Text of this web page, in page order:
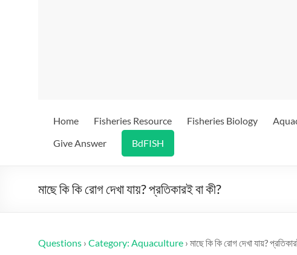
Home Fisheries Resource Fisheries Biology
Give Answer
BdFISH
মাছে কি কি রোগ দেখা যায়? প্রতিকারই বা কী?
Questions › Category: Aquaculture › মাছে কি কি রোগ দেখা যায়?